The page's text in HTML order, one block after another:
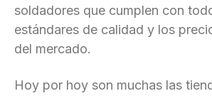
soldadores que cumplen con
estándares de calidad y los
del mercado.
Hoy por hoy son muchas las